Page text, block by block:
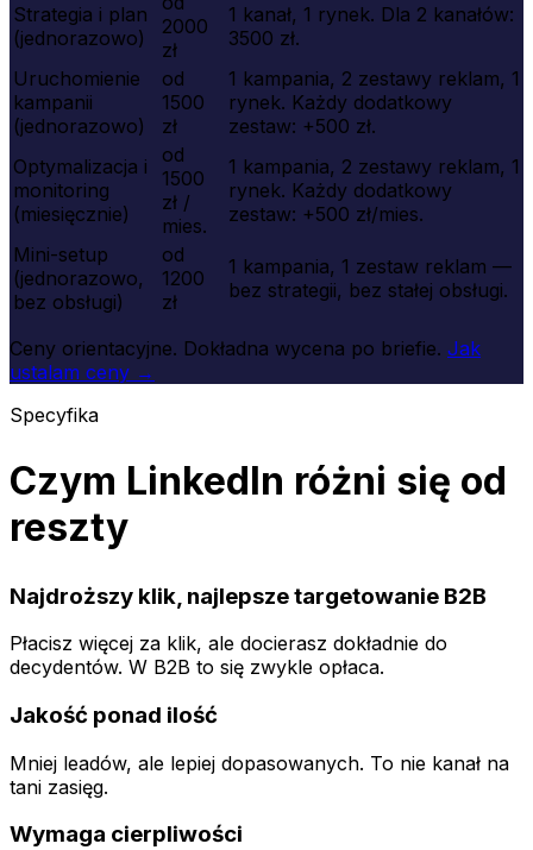
Strategia i plan
(jednorazowo)
2000
zł
1 kanał, 1 rynek. Dla 2 kanałów:
3500 zł.
Uruchomienie
kampanii
(jednorazowo)
od
1500
zł
1 kampania, 2 zestawy reklam, 1
rynek. Każdy dodatkowy
zestaw: +500 zł.
Optymalizacja i
monitoring
(miesięcznie)
od
1500
zł /
mies.
1 kampania, 2 zestawy reklam, 1
rynek. Każdy dodatkowy
zestaw: +500 zł/mies.
Mini-setup
(jednorazowo,
bez obsługi)
od
1200
zł
1 kampania, 1 zestaw reklam —
bez strategii, bez stałej obsługi.
Ceny orientacyjne. Dokładna wycena po briefie. Jak
ustalam ceny →
Specyfika
Czym LinkedIn różni się od
reszty
Najdroższy klik, najlepsze targetowanie B2B
Płacisz więcej za klik, ale docierasz dokładnie do
decydentów. W B2B to się zwykle opłaca.
Jakość ponad ilość
Mniej leadów, ale lepiej dopasowanych. To nie kanał na
tani zasięg.
Wymaga cierpliwości